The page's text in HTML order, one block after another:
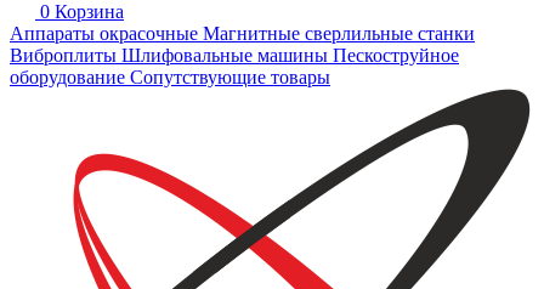
0 Корзина
Аппараты окрасочные Магнитные сверлильные станки
Виброплиты Шлифовальные машины Пескоструйное
оборудование Сопутствующие товары